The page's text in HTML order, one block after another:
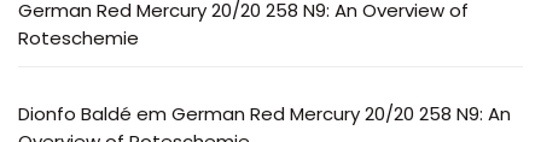
German Red Mercury 20/20 258 N9: An Overview of
Roteschemie
Dionfo Baldé em German Red Mercury 20/20 258 N9: An